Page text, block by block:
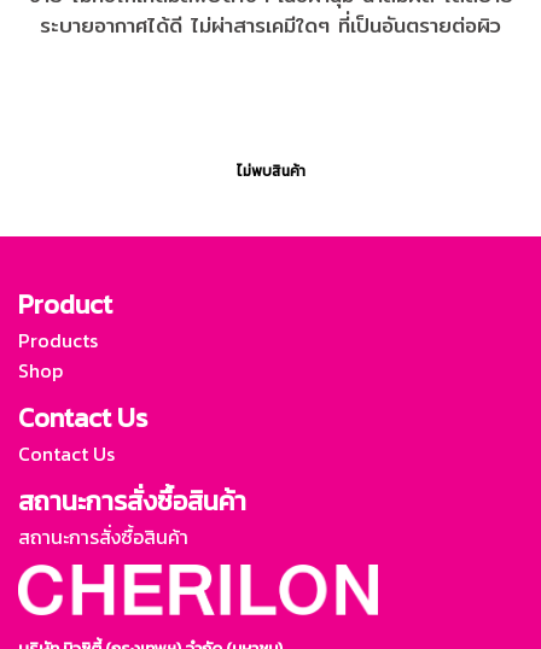
ระบายอากาศได้ดี ไม่ผ่าสารเคมีใดๆ ที่เป็นอันตรายต่อผิว
ไม่พบสินค้า
Product
Products
Shop
Contact Us
Contact Us
สถานะการสั่งซื้อสินค้า
สถานะการสั่งซื้อสินค้า